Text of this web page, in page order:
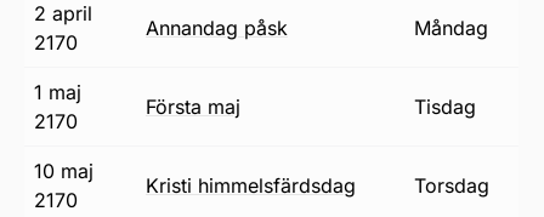
2 april
2170
annandag påsk måndag
1 maj
2170
första maj tisdag
10 maj
2170
Kristi himmelsfärdsdag torsdag